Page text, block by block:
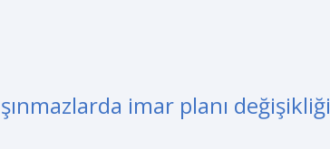
imar planı değişikliği